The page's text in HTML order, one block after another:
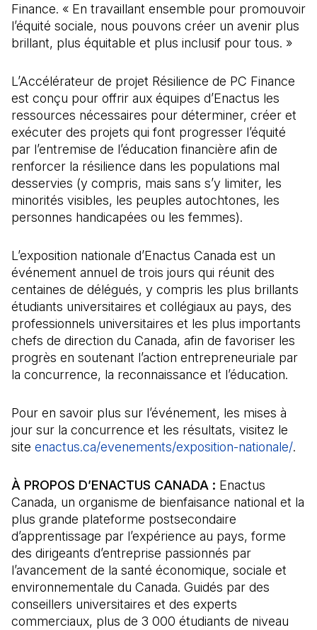
Finance. « En travaillant ensemble pour promouvoir
l’équité sociale, nous pouvons créer un avenir plus
brillant, plus équitable et plus inclusif pour tous. »
L’Accélérateur de projet Résilience de PC Finance
est conçu pour offrir aux équipes d’Enactus les
ressources nécessaires pour déterminer, créer et
exécuter des projets qui font progresser l’équité
par l’entremise de l’éducation financière afin de
renforcer la résilience dans les populations mal
desservies (y compris, mais sans s’y limiter, les
minorités visibles, les peuples autochtones, les
personnes handicapées ou les femmes).
L’exposition nationale d’Enactus Canada est un
événement annuel de trois jours qui réunit des
centaines de délégués, y compris les plus brillants
étudiants universitaires et collégiaux au pays, des
professionnels universitaires et les plus importants
chefs de direction du Canada, afin de favoriser les
progrès en soutenant l’action entrepreneuriale par
la concurrence, la reconnaissance et l’éducation.
Pour en savoir plus sur l’événement, les mises à
jour sur la concurrence et les résultats, visitez le
site enactus.ca/evenements/exposition-nationale/(Il
.
À PROPOS D’ENACTUS CANADA : Enactus
Canada, un organisme de bienfaisance national et la
plus grande plateforme postsecondaire
d’apprentissage par l’expérience au pays, forme
des dirigeants d’entreprise passionnés par
l’avancement de la santé économique, sociale et
environnementale du Canada. Guidés par des
conseillers universitaires et des experts
commerciaux, plus de 3 000 étudiants de niveau